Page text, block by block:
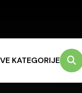
KATEGORIJE